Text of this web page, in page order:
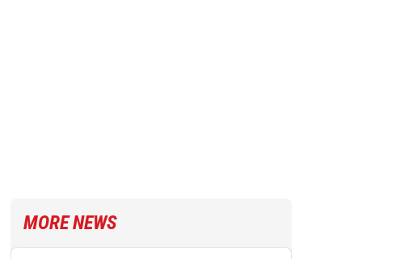
MORE NEWS